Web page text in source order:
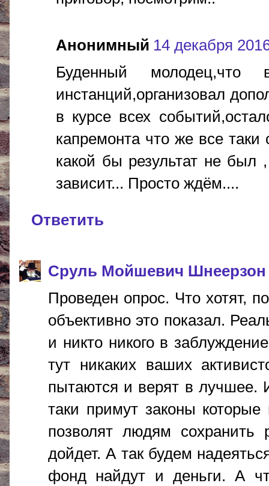
Анонимный 14 декабря
Буденный
инстанций,организовал
в курсе всех
капремонта что же все
какой бы результат не был
зависит... Просто ждём....
Ответить
Сруль Мойшевич Шнеерзон
Проведен опрос. Что хотят,
объективно это показал.
и никто никого в
тут никаких ваших
пытаются и верят в лучшее.
таки примут законы
позволят людям
дойдет. А так будем
фонд найдут и деньги. А